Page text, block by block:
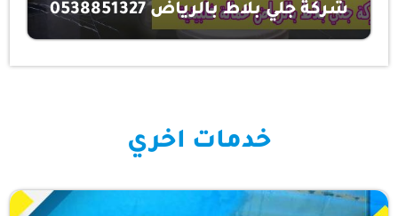
شركة جلي بلاط بالرياض 0538851327
خدمات اخري